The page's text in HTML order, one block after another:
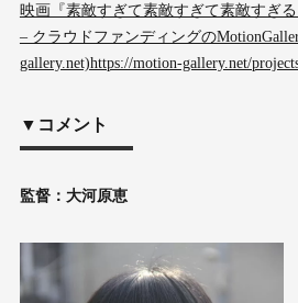
映画『素敵すぎて素敵すぎて素敵すぎ
– クラウドファンディングの
gallery.net)https://motion-gallery.net/
▼コメント
監督：大河原恵